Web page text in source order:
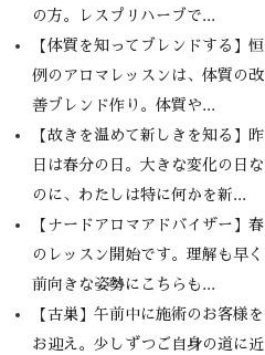
の方。レスプリハーブで...
【体質を知ってブレンドする】恒
例のアロマレッスンは、体質の改
善ブレンド作り。体質や...
【故きを温めて新しきを知る】昨
日は春分の日。大きな変化の日な
のに、わたしは特に何かを新...
【ナードアロマアドバイザー】春
のレッスン開始です。理解も早く
前向きな姿勢にこちらも...
【古巣】午前中に施術のお客様を
お迎え。少しずつご自身の道に近